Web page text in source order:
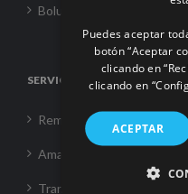
Boluda Shipping
SERVICIOS
Remolque
Amarre
Transporte Marítimo
Puedes aceptar
botón “Aceptar
clicando en
clicando en
ACEPTAR